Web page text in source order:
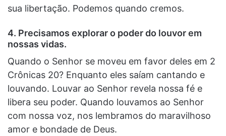
sua libertação. Podemos quando cremos.
4. Precisamos explorar o poder do louvor em
nossas vidas.
Quando o Senhor se moveu em favor deles em 2
Crônicas 20? Enquanto eles saíam cantando e
louvando. Louvar ao Senhor revela nossa fé e
libera seu poder. Quando louvamos ao Senhor
com nossa voz, nos lembramos do maravilhoso
amor e bondade de Deus.